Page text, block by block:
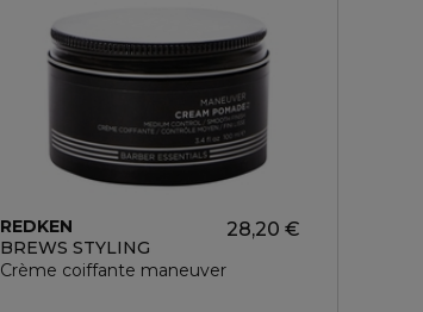
REDKEN
BREWS STYLING
Crème coiffante maneuver
28,20 €